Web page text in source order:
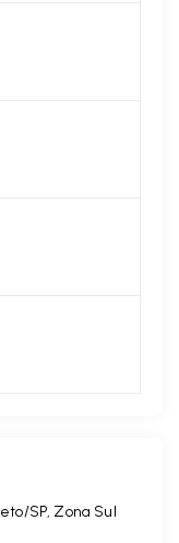
SP, Zona Sul